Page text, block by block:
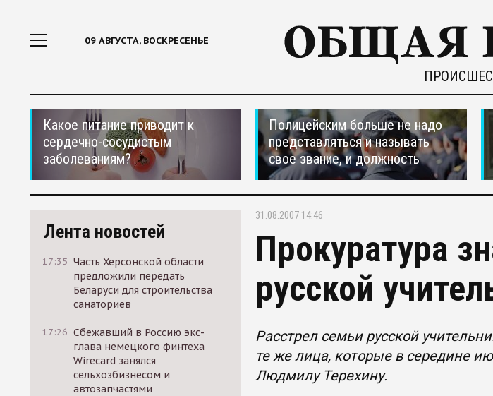
09 АВГУСТА, ВОСКРЕСЕНЬЕ
Какое питание приводит к
сердечно-сосудистым
заболеваниям?
Полицейским больше не надо
представляться и называть
свое звание, и должность
Лента новостей
17:35 Часть Херсонской области
предложили передать
Беларуси для строительства
санаториев
17:26 Сбежавший в Россию экс-
глава немецкого финтеха
Wirecard занялся
сельхозбизнесом и
автозапчастями
31.08.2007 14:46
Прокуратура
русской
Расстрел семьи русской
те же лица, которые в середине
Людмилу Терехину.